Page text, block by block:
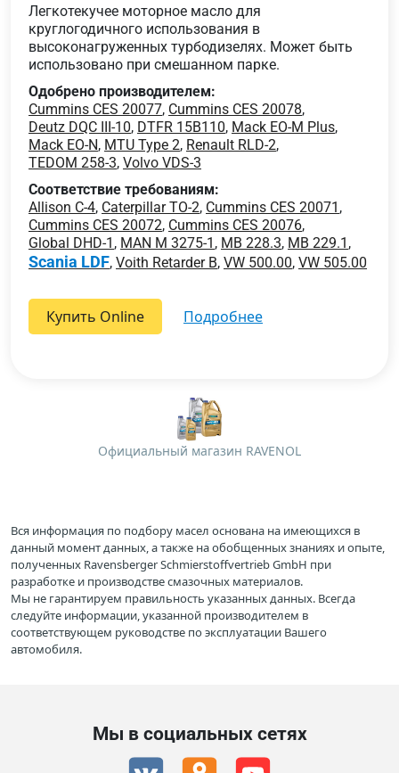
Легкотекучее моторное масло для
круглогодичного использования в
высоконагруженных турбодизелях. Может быть
использовано при смешанном парке.
Одобрено производителем:
Cummins CES 20077, Cummins CES 20078,
Deutz DQC III-10, DTFR 15B110, Mack EO-M Plus,
Mack EO-N, MTU Type 2, Renault RLD-2,
TEDOM 258-3, Volvo VDS-3
Соответствие требованиям:
Allison C-4, Caterpillar TO-2, Cummins CES 20071 ,
Cummins CES 20072, Cummins CES 20076,
Global DHD-1 , MAN M 3275-1 , MB 228.3, MB 229.1 ,
Scania LDF, Voith Retarder B, VW 500.00, VW 505.00
Купить Online подробнее
Официальный магазин RAVENOL
Вся информация по подбору масел основана на имеющихся в
данный момент данных, а также на обобщенных знаниях и опыте,
полученных Ravensberger Schmierstoffvertrieb GmbH при
разработке и производстве смазочных материалов.
Мы не гарантируем правильность указанных данных. Всегда
следуйте информации, указанной производителем в
соответствующем руководстве по эксплуатации Вашего
автомобиля.
Мы в социальных сетях